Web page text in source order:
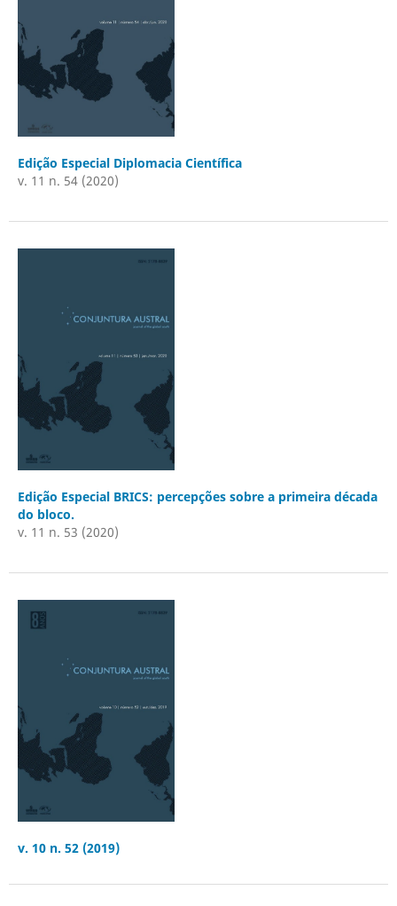
Edição Especial Diplomacia Científica
v. 11 n. 54 (2020)
Edição Especial BRICS: percepções sobre a primeira década
do bloco.
v. 11 n. 53 (2020)
v. 10 n. 52 (2019)